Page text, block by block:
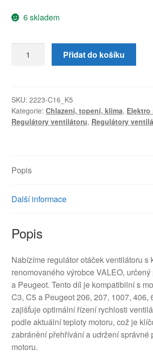
6 skladem
otáček
kabeláží
pro
Citroën
6442P3
Přidat do košíku
SKU: 2223-C16_K5
Kategorie: Chlazení, topení, klima,
Regulátory ventilátoru, Regulátory
Popis
Další informace
Popis
Nabízíme regulátor otáček ventilátoru s
renomovaného výrobce VALEO,
a Peugeot. Tento díl je kompatibilní s
C3, C5 a Peugeot 206, 207, 1007, 406,
zajišťuje optimální řízení rychlosti
podle aktuální teploty motoru, což je
zabránění přehřívání a udržení správné
motoru.